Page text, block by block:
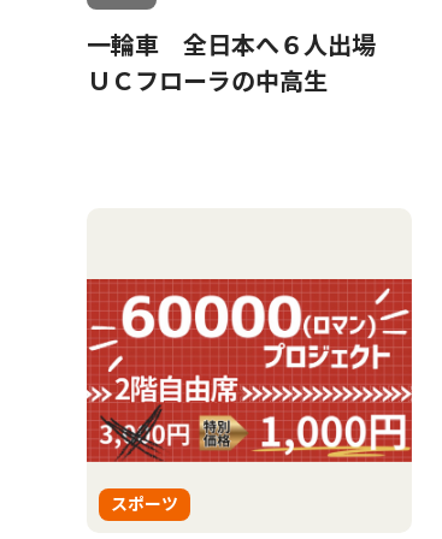
一輪車 全日本へ６人出場
ＵＣフローラの中高生
スポーツ